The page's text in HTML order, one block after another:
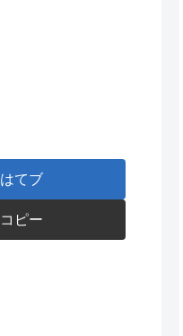
はてブ
コピー